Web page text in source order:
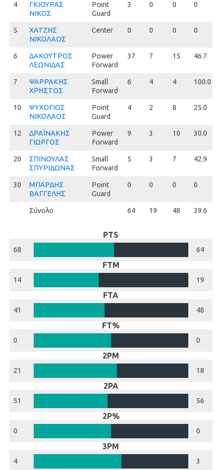
4
5
6
7
10
12
20
30
4
ΓΚΙΟΥΡΑΣ
ΝΙΚΟΣ
Point
Guard
3 0 0 0
5
ΧΑΤΖΗΣ
ΝΙΚΟΛΑΟΣ
Center 0 0 0 0
6
ΔΑΚΟΥΤΡΟΣ
ΛΕΩΝΙΔΑΣ
Power
Forward
37 7 15 46.7
7
ΨΑΡΡΑΚΗΣ
ΧΡΗΣΤΟΣ
Small
Forward
6 4 4 100.0
10
ΨΥΧΟΓΙΟΣ
ΝΙΚΟΛΑΟΣ
Point
Guard
4 2 8 25.0
12
ΔΡΑΪΝΑΚΗΣ
ΓΙΩΡΓΟΣ
Power
Forward
9 3 10 30.0
20
ΣΠΙΝΟΥΛΑΣ
ΣΠΥΡΙΔΩΝΑΣ
Small
Forward
5 3 7 42.9
30
ΜΠΑΡΔΗΣ
ΒΑΓΓΕΛΗΣ
Point
Guard
0 0 0 0
Σύνολο 64 19 48 39.6
PTS
68 64
FTM
14 19
FTA
41 48
FT%
0 0
2PM
21 18
2PA
51 56
2P%
0 0
3PM
4 3